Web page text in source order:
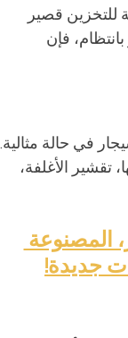
للتخزين قصير
فإن
في حالة مثالية.
الأغلفة،
المصنوعة
جديدة!